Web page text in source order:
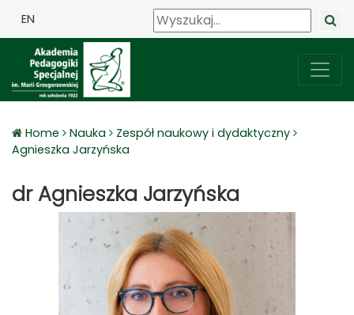
EN
Home Nauka
Zespół naukowy i dydaktyczny
Agnieszka Jarzyńska
dr Agnieszka Jarzyńska